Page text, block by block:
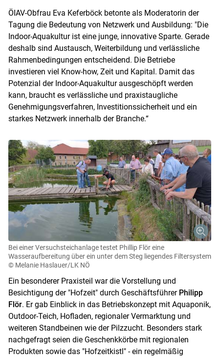
ÖIAV-Obfrau Eva Keferböck betonte als Moderatorin der
Tagung die Bedeutung von Netzwerk und Ausbildung: "Die
Indoor-Aquakultur ist eine junge, innovative Sparte. Gerade
deshalb sind Austausch, Weiterbildung und verlässliche
Rahmenbedingungen entscheidend. Die Betriebe
investieren viel Know-how, Zeit und Kapital. Damit das
Potenzial der Indoor-Aquakultur ausgeschöpft werden
kann, braucht es verlässliche und praxistaugliche
Genehmigungsverfahren, Investitionssicherheit und ein
starkes Netzwerk innerhalb der Branche.“
Bei einer Versuchsteichanlage testet Phillip Flör eine
Wasseraufbereitung über ein unter dem Steg liegendes Filtersystem
© Melanie Haslauer/LK NÖ
Ein besonderer Praxisteil war die Vorstellung und
Besichtigung der "Hofzeit" durch Geschäftsführer Philipp
Flör. Er gab Einblick in das Betriebskonzept mit Aquaponik,
Outdoor-Teich, Hofladen, regionaler Vermarktung und
weiteren Standbeinen wie der Pilzzucht. Besonders stark
nachgefragt seien die Geschenkkörbe mit regionalen
Produkten sowie das "Hofzeitkistl" - ein regelmäßig